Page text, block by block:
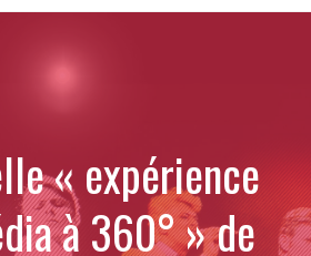
« expérience
à 360° » de